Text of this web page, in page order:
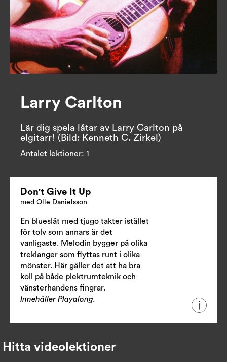
Larry Carlton
Lär dig spela låtar av Larry Carlton på
elgitarr! (Bild: Kenneth C. Zirkel)
Antalet lektioner: 1
Don't Give It Up
med Olle Danielsson
En blueslåt med tjugo takter istället
för tolv som annars är det
vanligaste. Melodin bygger på olika
treklanger som flyttas runt i olika
mönster. Här gäller det att ha bra
koll på både plektrumteknik och
vänsterhandens fingrar.
Innehåller Playalong.
Hitta videolektioner